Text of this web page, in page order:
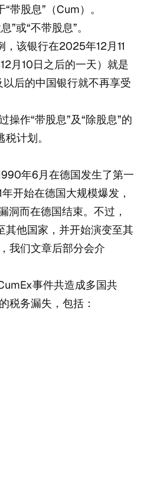
带股息”（Cum）。
”或“不带股息”。
该银行在2025年12月11
月10日之后的一天）就是
以后的中国银行就不再享受
操作“带股息”及“除股息”的
计划。
年6月在德国发生了第一
开始在德国大规模爆发，
洞而在德国结束。不过，
其他国家，并开始演变至其
我们文章后部分会介
事件共造成多国共
税务漏失，包括：